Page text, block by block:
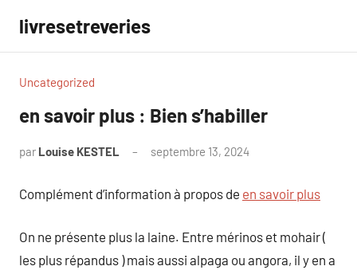
contenu
livresetreveries
Uncategorized
en savoir plus : Bien s’habiller
par Louise KESTEL septembre 13, 2024
Complément d’information à propos de en savoir plus
On ne présente plus la laine. Entre mérinos et mohair (
les plus répandus ) mais aussi alpaga ou angora, il y en a